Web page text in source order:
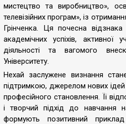
мистецтво та виробництво»,
телевізійних програм», із
Грінченка. Ця почесна
академічних успіхів, активної
діяльності та вагомого
Університету.
Нехай заслужене визнання
підтримкою, джерелом нових
професійного становлення. Її
і творчий підхід до навчання
формують позитивний